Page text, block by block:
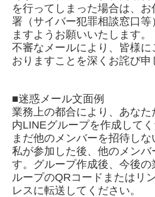
を行ってしまった場合は、
署（サイバー犯罪相談窓口等
ますようお願いいたします。
不審なメールにより、皆様に
おりますことを深くお詫び申
■迷惑メール文面例
業務上の都合により、あな
内LINEグループを作成してく
まだ他のメンバーを招待しな
私が参加した後、他のメンバ
す。グループ作成後、今後
ループのQRコードまたはリ
レスに転送してください。